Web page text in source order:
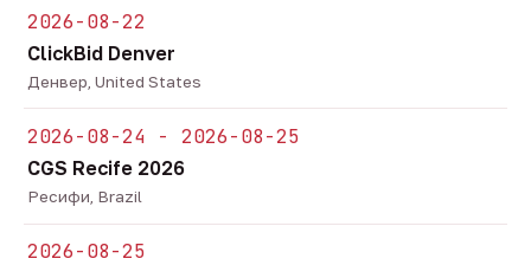
2026-08-22
ClickBid Denver
Денвер, United States
2026-08-24 - 2026-08-25
CGS Recife 2026
Ресифи, Brazil
2026-08-25